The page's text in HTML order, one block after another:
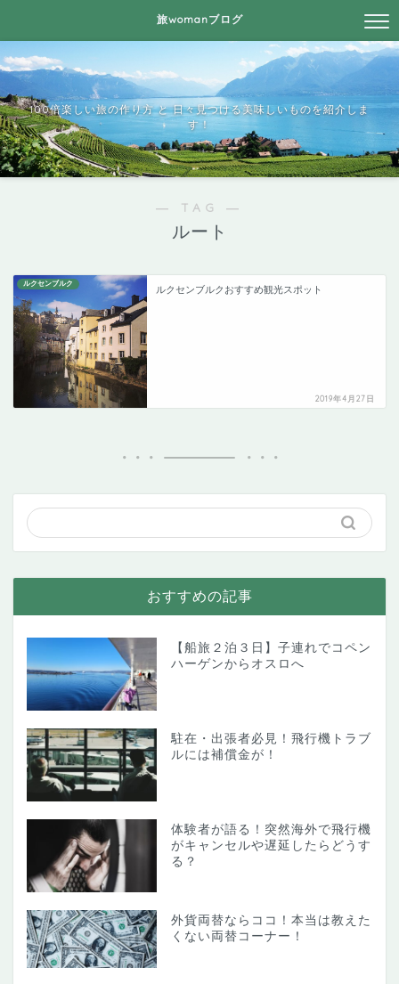
旅womanブログ
100倍楽しい旅の作り方 と 日々見つける美味しいものを紹介しま
す！
― TAG ―
ルート
ルクセンブルク
ルクセンブルクおすすめ観光スポット
2019年4月27日
おすすめの記事
【船旅２泊３日】子連れでコペン
ハーゲンからオスロへ
駐在・出張者必見！飛行機トラブ
ルには補償金が！
体験者が語る！突然海外で飛行機
がキャンセルや遅延したらどうす
る？
外貨両替ならココ！本当は教えた
くない両替コーナー！